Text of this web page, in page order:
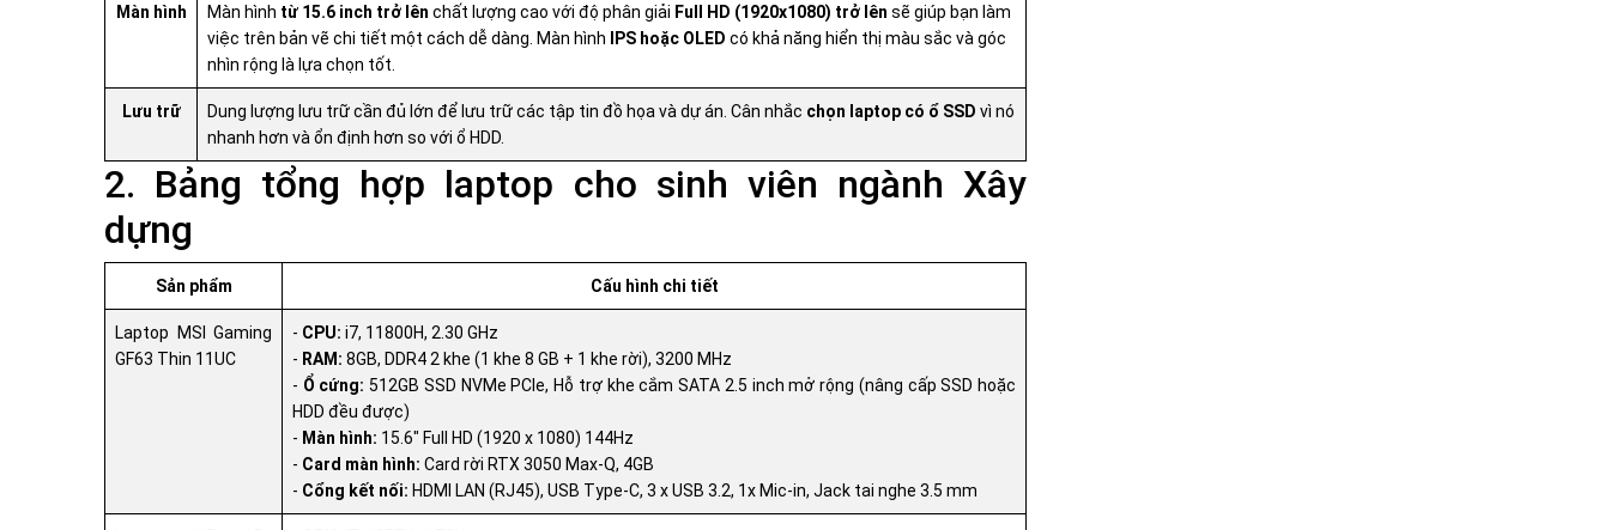
Màn hình Màn hình từ 15.6 inch trở lên chất lượng cao với độ phân giải Full HD (1920x1080) trở lên sẽ giúp bạn làm
việc trên bản vẽ chi tiết một cách dễ dàng. Màn hình
IPS hoặc OLED có khả năng hiển thị màu sắc và góc
nhìn rộng là lựa chọn tốt.
Lưu trữ Dung lượng lưu trữ cần đủ lớn để lưu trữ các tập tin đồ họa và dự án. Cân nhắc chọn laptop có ổ SSD vì nó
nhanh hơn và ổn định hơn so với ổ HDD.
2. Bảng tổng hợp laptop cho sinh viên ngành Xây
dựng
Sản phẩm Cấu hình chi tiết
Laptop MSI Gaming
GF63 Thin 11UC
- CPU: i7, 11800H, 2.30 GHz
- RAM: 8GB, DDR4 2 khe (1 khe 8 GB + 1 khe rời), 3200 MHz
- Ổ cứng: 512GB SSD NVMe PCIe, Hỗ trợ khe cắm SATA 2.5 inch mở rộng (nâng cấp SSD hoặc
HDD đều được)
- Màn hình: 15.6" Full HD (1920 x 1080) 144Hz
- Card màn hình: Card rời RTX 3050 Max-Q, 4GB
- Cổng kết nối: HDMI LAN (RJ45), USB Type-C, 3 x USB 3.2, 1x Mic-in, Jack tai nghe 3.5 mm